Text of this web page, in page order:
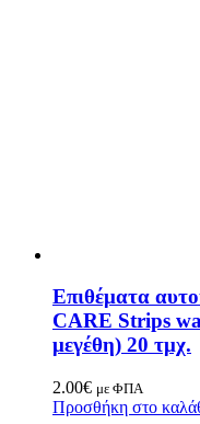
Επιθέματα
CARE Strips
μεγέθη) 20 τμχ.
2.00€ με ΦΠΑ
Προσθήκη στο